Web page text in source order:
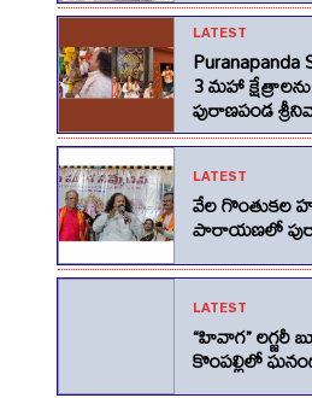
LATEST
3 మహా క్షేత్రాలను
పురాణపండ
LATEST
వేల
పారాయణలో
LATEST
“హివాగ” లగ్జరీ
కొంపల్లిలో